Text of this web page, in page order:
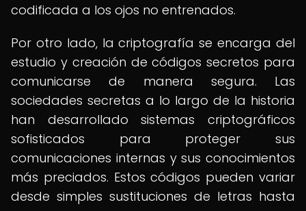
codificada a los ojos no entrenados.
Por otro lado, la criptografía se encarga del
estudio y creación de códigos secretos para
comunicarse de manera segura. Las
sociedades secretas a lo largo de la historia
han desarrollado sistemas criptográficos
sofisticados para proteger sus
comunicaciones internas y sus conocimientos
más preciados. Estos códigos pueden variar
desde simples sustituciones de letras hasta